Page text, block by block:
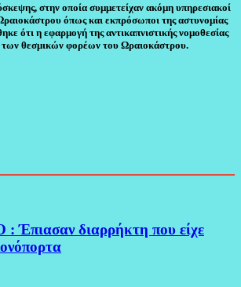
στην οποία συμμετείχαν ακόμη υπηρεσιακοί
όπως και εκπρόσωποι της αστυνομίας
ότι η εφαρμογή της αντικαπνιστικής νομοθεσίας
των θεσμικών φορέων του Ωραιοκάστρου.
διαρρήκτη που είχε